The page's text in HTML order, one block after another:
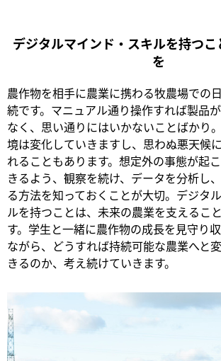
デジタルマインド・スキルを持つ
を
農作物を相手に農業に携わる牧農場での
続です。マニュアル通り操作すれば製品
なく、思い通りにはいかないことばかり
境は変化していきますし、思わぬ悪天候
れることもあります。想定外の事態が起
きるよう、観察を続け、データを分析し
る方法を知っておくことが大切。デジタ
ルを持つことは、未来の農業を支えるこ
す。学生と一緒に農作物の成長を見守り
ながら、どうすれば持続可能な農業へと
きるのか、考え続けていきます。